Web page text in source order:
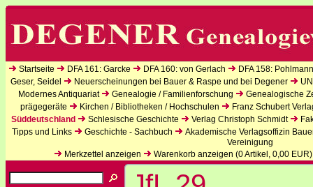
Startseite DFA 161: Garcke DFA 160: von Gerlach
DFA 158:
Geser, Seidel
Neuerscheinungen bei Bauer & Raspe und bei Degener
Modernes Antiquariat
Genealogie / Familienforschung
Genealogische
prägegeräte
Kirchen / Bibliotheken / Hochschulen
Franz Schubert
Süddeutschland
Schlesische Geschichte Verlag Christoph Schmidt
Tipps und Links
Geschichte - Sachbuch
Akademische Verlagsoffizin
Vereinigung
Merkzettel anzeigen
Warenkorb anzeigen (0Artikel, 0,00 EUR)